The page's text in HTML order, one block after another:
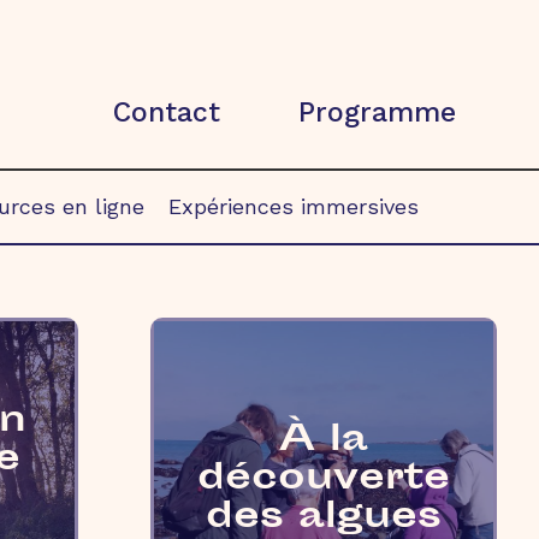
Contact Programme
en ligne Expériences immersives
À la
découverte
des algues